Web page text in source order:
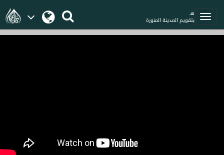
هـ
بتقويم المدينة المنورة